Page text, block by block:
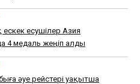
есушілер Азия
4 медаль жеңіп алды
әуе рейстері уақытша